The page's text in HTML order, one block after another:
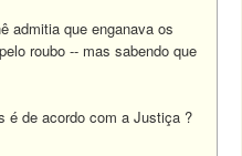
admitia que enganava os
roubo -- mas sabendo que
de acordo com a Justiça ?